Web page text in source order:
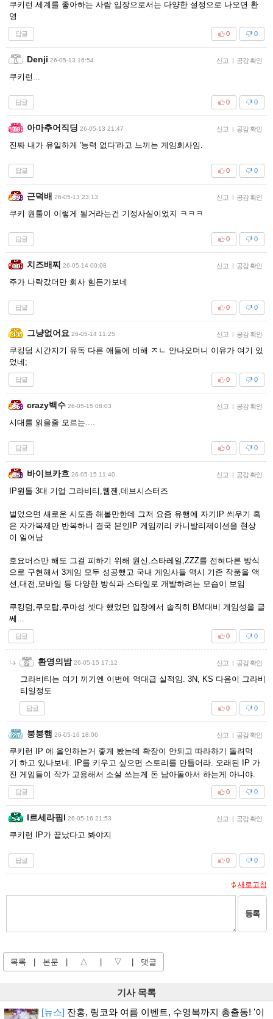
쿠키런 세계를 좋아하는 사람 입장으로서는 다양한 설정으로 나오면 환
영
답글 0
0
Denji 26-05-13 16:54 신고 | 공감 확인
쿠키런...
답글 0
0
아마추어직딩 26-05-13 21:47 신고 | 공감 확인
진짜 내가 유일하게 '능력 없다'라고 느끼는 게임회사임.
답글 0
0
근덕배 26-05-13 23:13 신고 | 공감 확인
쿠키 원툴이 이렇게 될거라는건 기정사실이었지 ㅋㅋㅋ
답글 0
0
치즈배찌 26-05-14 00:08 신고 | 공감 확인
주가 나락갔더만 회사 힘든가보네
답글 0
0
그냥없어요 26-05-14 11:25 신고 | 공감 확인
쿠킹덤 시간지기 유독 다른 애들에 비해 ㅈㄴ 안나오더니 이유가 여기 있
었네;
답글 0
0
crazy백수 26-05-15 08:03 신고 | 공감 확인
시대를 읽을줄 모르는....
답글 0
0
바이브카흐 26-05-15 11:40 신고 | 공감 확인
IP원툴 3대 기업 그라비티,웹젠,데브시스터즈
벌었으면 새로운 시도좀 해볼만한데 그저 요즘 유행에 자기IP 씌우기 혹
은 자가복제만 반복하니 결국 본인IP 게임끼리 카니발리제이션을 현상
이 일어남
호요버스만 해도 그걸 피하기 위해 원신,스타레일,ZZZ를 전혀다른 방식
으로 구현해서 3게임 모두 성공했고 국내 게임사들 역시 기존 작품을 액
션,대전,모바일 등 다양한 방식과 스타일로 개발하려는 모습이 보임
쿠킹덤,쿠모탑,쿠마성 셋다 했었던 입장에서 솔직히 BM대비 게임성을 글
쎄...
답글 0
0
환영의밤 26-05-15 17:12 신고 | 공감 확인
그라비티는 여기 끼기엔 이번에 역대급 실적임. 3N, KS 다음이 그라비
티일정도
답글 0
0
붕붕햄 26-05-16 18:06 신고 | 공감 확인
쿠키런 IP 에 올인하는거 좋게 봤는데 확장이 안되고 따라하기 돌려먹
기 하고 있나보네. IP를 키우고 싶으면 스토리를 만들어라. 오래된 IP 가
진 게임들이 작가 고용해서 소설 쓰는게 돈 남아돌아서 하는게 아니야.
답글 0
0
I르세라핌l 26-05-16 21:53 신고 | 공감 확인
쿠키런 IP가 끝났다고 봐야지
답글 0
0
새로고침
등록
목록 본문 △ ▽ 댓글
기사 목록
[뉴스] 잔홍, 링코와 여름 이벤트, 수영복까지 총출동! '이